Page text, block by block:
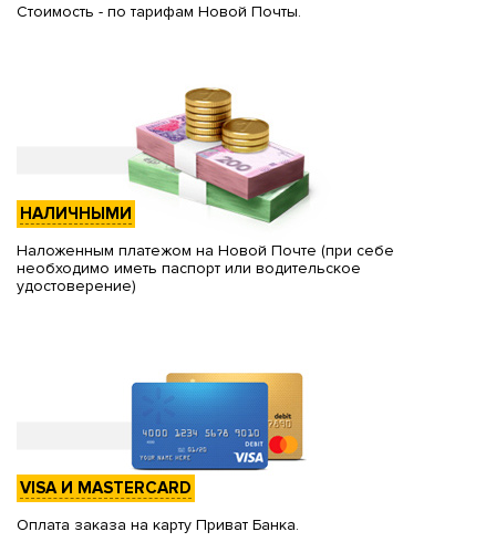
Стоимость - по тарифам Новой Почты.
НАЛИЧНЫМИ
Наложенным платежом на Новой Почте (при себе
необходимо иметь паспорт или водительское
удостоверение)
VISA И MASTERCARD
Оплата заказа на карту Приват Банка.